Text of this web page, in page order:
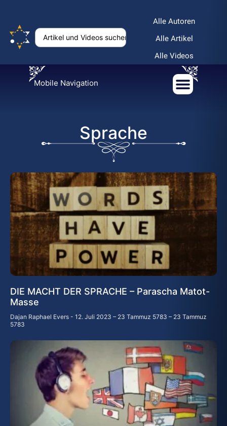
Alle Autoren
Alle Artikel
Alle Videos
Mobile Navigation
Sprache
DIE MACHT DER SPRACHE – Parascha Matot-
Masse
Dajan Raphael Evers
12. Juli 2023 – 23 Tammuz 5783 – 23 Tammuz
5783